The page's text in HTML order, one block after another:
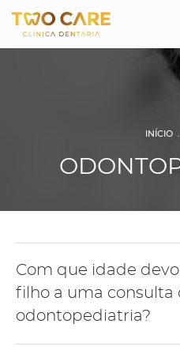
INÍCIO.
Com que idade
filho a uma consulta
odontopediatria?